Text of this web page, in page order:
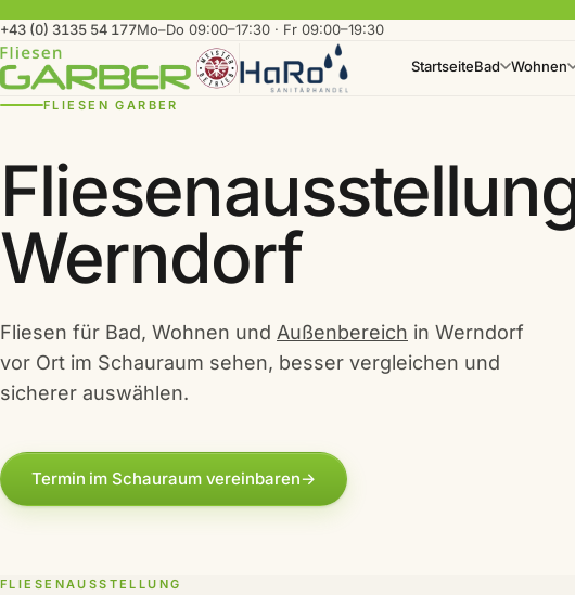
+43 (0) 3135 54 177Mo–Do 09:00–17:30 · Fr 09:00–19:30
StartseiteBad Wohnen
FLIESEN GARBER
Werndorf
Fliesen für Bad, Wohnen und Außenbereich in Werndorf
vor Ort im Schauraum sehen, besser vergleichen und
sicherer auswählen.
Termin im Schauraum vereinbaren→
FLIESENAUSSTELLUNG